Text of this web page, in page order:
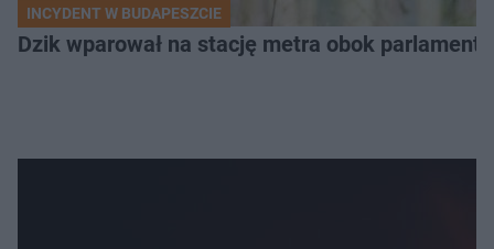
INCYDENT W BUDAPESZCIE
Dzik wparował na stację metra obok